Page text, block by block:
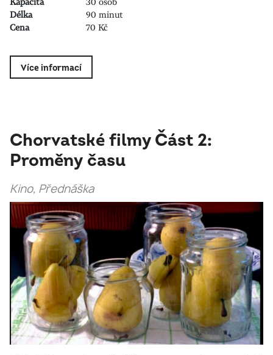
Délka
90 minut
Cena
70 Kč
Více informací
Chorvatské filmy Část 2:
Proměny času
Kino, Přednáška